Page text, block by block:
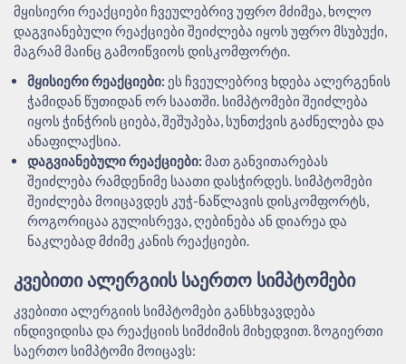
მყისიერი რეაქციები ჩვეულებრივ უფრო მძიმეა, ხოლო
დაგვიანებული რეაქციები შეიძლება იყოს უფრო მსუბუქი,
მაგრამ მაინც გამოიწვიოს დისკომფორტი.
მყისიერი რეაქციები: ეს ჩვეულებრივ ხდება ალერგენის
ჭამიდან წუთიდან ორ საათში. სიმპტომები შეიძლება
იყოს ჭინჭრის ციება, შეშუპება, სუნთქვის გაძნელება და
ანაფილაქსია.
დაგვიანებული რეაქციები: მათ განვითარებას
შეიძლება რამდენიმე საათი დასჭირდეს. სიმპტომები
შეიძლება მოიცავდეს კუჭ-ნაწლავის დისკომფორტს,
როგორიცაა გულისრევა, ღებინება ან დიარეა და
ნაკლებად მძიმე კანის რეაქციები.
ᲙᲕᲔᲑᲘᲗᲘ ᲐᲚᲔᲠᲒᲘᲘᲡ ᲡᲐᲔᲠᲗᲝ ᲡᲘᲛᲞᲢᲝᲛᲔᲑᲘ
კვებითი ალერგიის სიმპტომები განსხვავდება
ინდივიდისა და რეაქციის სიმძიმის მიხედვით. ზოგიერთი
საერთო სიმპტომი მოიცავს: